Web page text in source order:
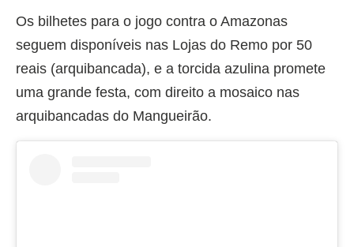
Os bilhetes para o jogo contra o Amazonas
seguem disponíveis nas Lojas do Remo por 50
reais (arquibancada), e a torcida azulina promete
uma grande festa, com direito a mosaico nas
arquibancadas do Mangueirão.